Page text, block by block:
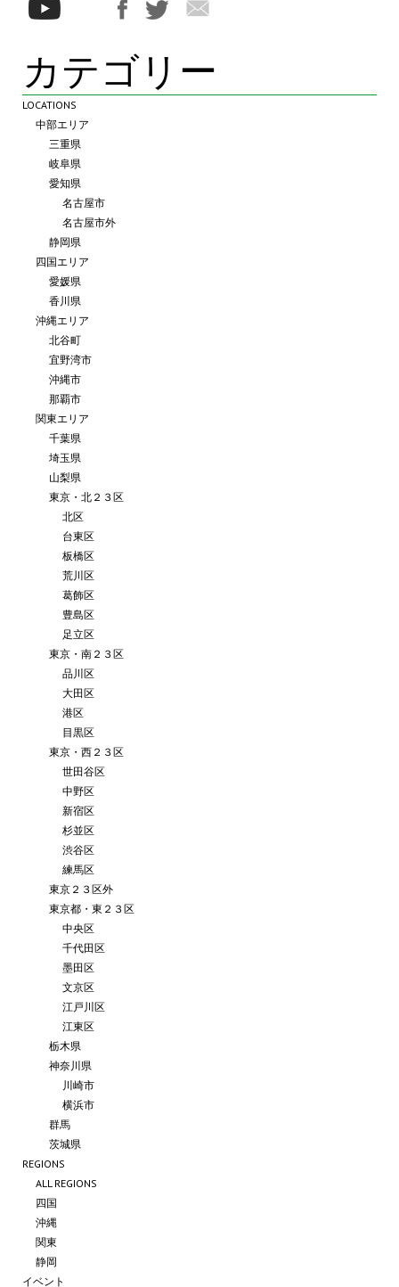
カテゴリー
LOCATIONS
中部エリア
三重県
岐阜県
愛知県
名古屋市
名古屋市外
静岡県
四国エリア
愛媛県
香川県
沖縄エリア
北谷町
宜野湾市
沖縄市
那覇市
関東エリア
千葉県
埼玉県
山梨県
東京・北２３区
北区
台東区
板橋区
荒川区
葛飾区
豊島区
足立区
東京・南２３区
品川区
大田区
港区
目黒区
東京・西２３区
世田谷区
中野区
新宿区
杉並区
渋谷区
練馬区
東京２３区外
東京都・東２３区
中央区
千代田区
墨田区
文京区
江戸川区
江東区
栃木県
神奈川県
川崎市
横浜市
群馬
茨城県
REGIONS
ALL REGIONS
四国
沖縄
関東
静岡
イベント